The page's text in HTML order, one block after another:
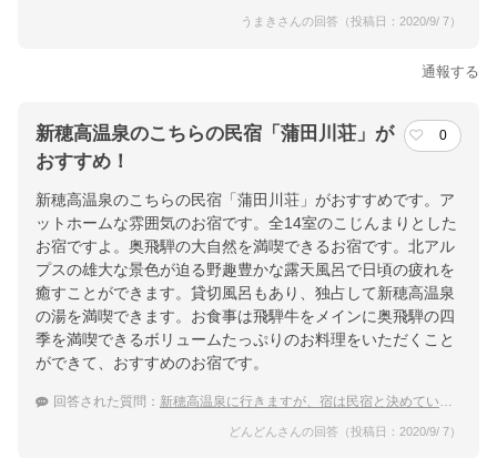
うまきさんの回答（投稿日：2020/9/ 7）
通報する
新穂高温泉のこちらの民宿「蒲田川荘」が
おすすめ！
0
新穂高温泉のこちらの民宿「蒲田川荘」がおすすめです。ア
ットホームな雰囲気のお宿です。全14室のこじんまりとした
お宿ですよ。奥飛騨の大自然を満喫できるお宿です。北アル
プスの雄大な景色が迫る野趣豊かな露天風呂で日頃の疲れを
癒すことができます。貸切風呂もあり、独占して新穂高温泉
の湯を満喫できます。お食事は飛騨牛をメインに奥飛騨の四
季を満喫できるボリュームたっぷりのお料理をいただくこと
ができて、おすすめのお宿です。
回答された質問： 新穂高温泉に行きますが、宿は民宿と決めています。おすすめを！
どんどんさんの回答（投稿日：2020/9/ 7）